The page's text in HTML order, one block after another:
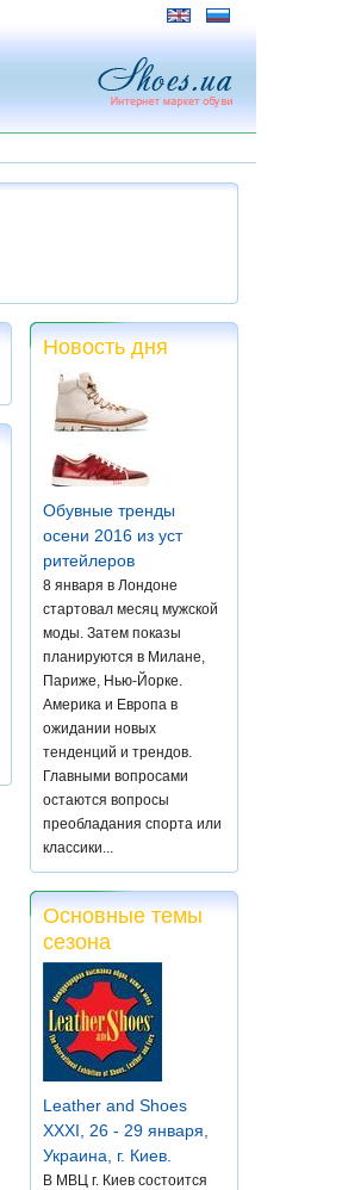
Новость дня
Обувные тренды
осени 2016 из уст
ритейлеров
8 января в Лондоне
стартовал месяц мужской
моды. Затем показы
планируются в Милане,
Париже, Нью-Йорке.
Америка и Европа в
ожидании новых
тенденций и трендов.
Главными вопросами
остаются вопросы
преобладания спорта или
классики...
Основные темы
сезона
Leather and Shoes
XXXI, 26 - 29 января,
Украина, г. Киев.
В МВЦ г. Киев состоится